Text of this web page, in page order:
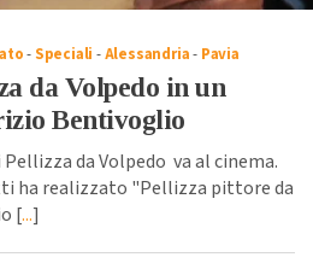
-Speciali -Alessandria- Pavia
da Volpedo in un
Bentivoglio
Pellizza da Volpedo va al cinema.
ha realizzato "Pellizza pittore da
[...]